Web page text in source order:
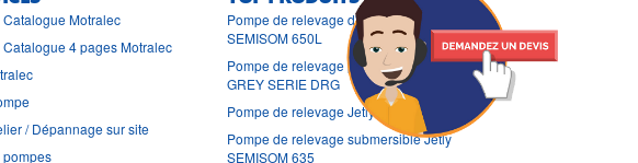
Motralec
4 pages Motralec
/ Dépannage sur site
Pompe de relevage d'assainissement Jetly
SEMISOM 650L
Pompe de relevage pour eaux pluviales Jetly
GREY SERIE DRG
Pompe de relevage Jetly SEMISOM 590
Pompe de relevage submersible Jetly
SEMISOM 635